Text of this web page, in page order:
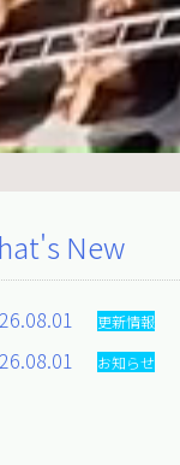
New
更新情報
お知らせ